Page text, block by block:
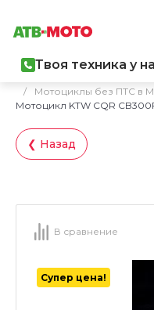
Твоя техника у
/
Мотоциклы без ПТС в
Мотоцикл KTW CQR
❮ Назад
В сравнение
Супер цена!